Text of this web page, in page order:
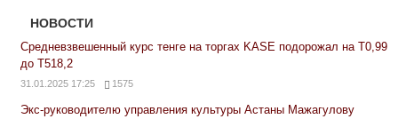
НОВОСТИ
Средневзвешенный курс тенге на торгах KASE подорожал на Т0,99
до Т518,2
31.01.2025 17:25 1575
Экс-руководителю управления культуры Астаны Мажагулову